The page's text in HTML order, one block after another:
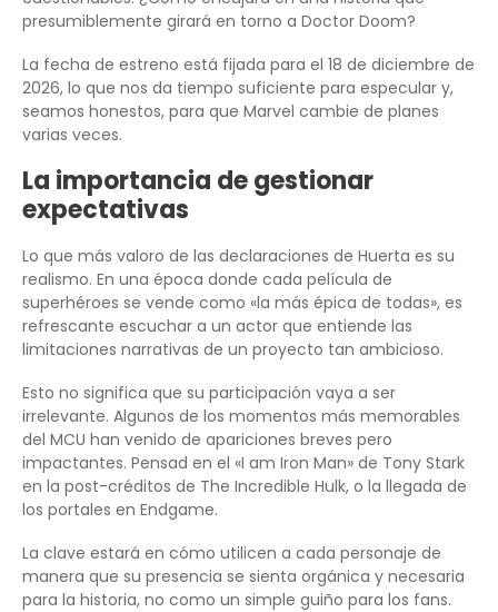
presumiblemente girará en torno a Doctor Doom?
La fecha de estreno está fijada para el 18 de diciembre de
2026, lo que nos da tiempo suficiente para especular y,
seamos honestos, para que Marvel cambie de planes
varias veces.
La importancia de gestionar
expectativas
Lo que más valoro de las declaraciones de Huerta es su
realismo. En una época donde cada película de
superhéroes se vende como «la más épica de todas», es
refrescante escuchar a un actor que entiende las
limitaciones narrativas de un proyecto tan ambicioso.
Esto no significa que su participación vaya a ser
irrelevante. Algunos de los momentos más memorables
del MCU han venido de apariciones breves pero
impactantes. Pensad en el «I am Iron Man» de Tony Stark
en la post-créditos de The Incredible Hulk, o la llegada de
los portales en Endgame.
La clave estará en cómo utilicen a cada personaje de
manera que su presencia se sienta orgánica y necesaria
para la historia, no como un simple guiño para los fans.